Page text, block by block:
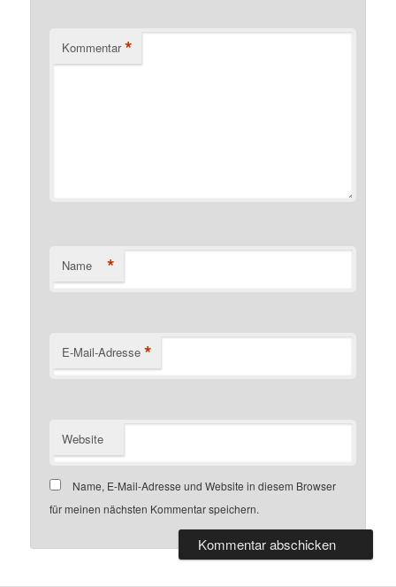
Kommentar *
Name *
E-Mail-Adresse *
Website
Name, E-Mail-Adresse und Website in diesem Browser
für meinen nächsten Kommentar speichern.